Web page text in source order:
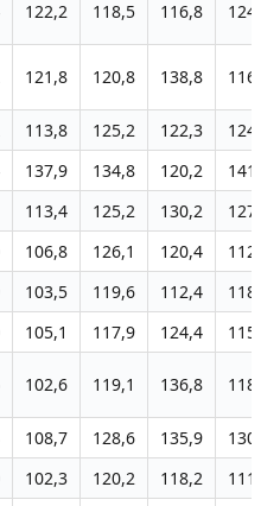
122,2 118,5 116,8 124,0
121,8 120,8 138,8 116,0
113,8 125,2 122,3
124,6
137,9 134,8 120,2
141,8
113,4 125,2 130,2
127,9
106,8 126,1 120,4
112,8
103,5 119,6 112,4
118,3
105,1 117,9 124,4
115,9
102,6 119,1 136,8 118,5
108,7 128,6 135,9
130,3
102,3 120,2 118,2
111,7